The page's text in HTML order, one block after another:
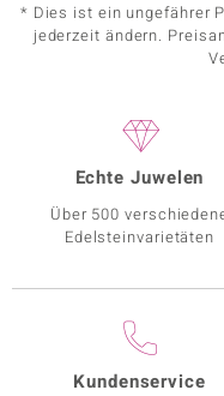
* Dies ist ein ungefährer
jederzeit ändern.
Echte Juwelen
Über 500
Edelsteinvarietäten
Kundenservice